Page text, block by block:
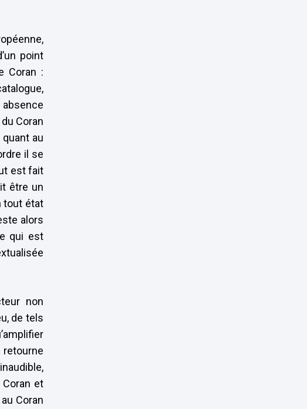
point
Coran :
Coran
au
il se
est fait
être un
tout état
alors
qui est
non
de tels
retourne
et
Coran